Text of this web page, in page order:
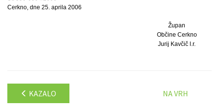
Cerkno, dne 25. aprila 2006
Župan
Občine Cerkno
Jurij Kavčič l.r.
KAZALO NA VRH